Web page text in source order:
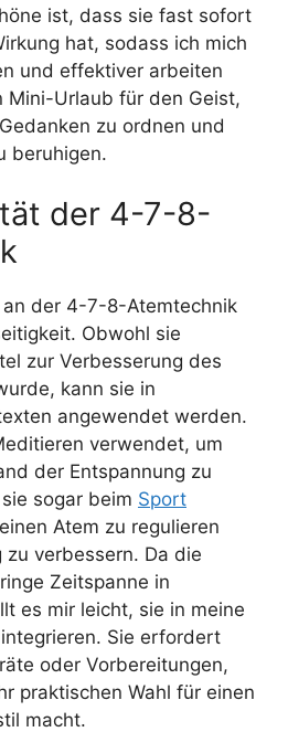
ist, dass sie fast sofort
hat, sodass ich mich
und effektiver arbeiten
Mini-Urlaub für den Geist,
zu ordnen und
beruhigen.
der 4-7-8-
der 4-7-8-Atemtechnik
Obwohl sie
zur Verbesserung des
kann sie in
angewendet werden.
verwendet, um
der Entspannung zu
sogar beim Sport
Atem zu regulieren
verbessern. Da die
Zeitspanne in
es mir leicht, sie in meine
Sie erfordert
oder Vorbereitungen,
praktischen Wahl für einen
macht.